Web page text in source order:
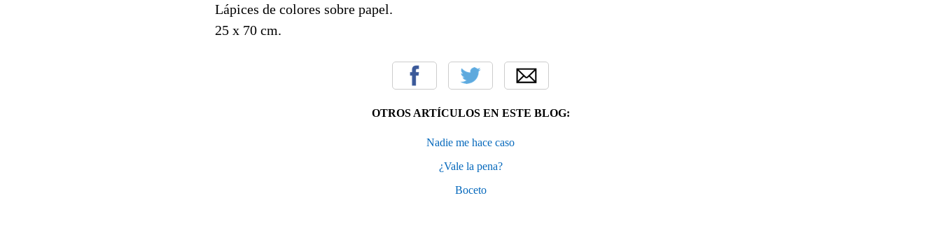
Lápices de colores sobre papel.
25 x 70 cm.
OTROS ARTÍCULOS EN ESTE BLOG:
Nadie me hace caso
¿Vale la pena?
Boceto